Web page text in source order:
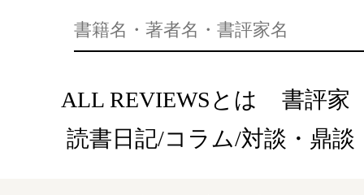
ALL REVIEWSとは
書評家
読書日記/コラム/対談・鼎談